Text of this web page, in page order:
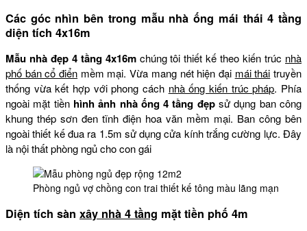
Các góc nhìn bên trong mẫu nhà ống mái thái 4 tầng
diện tích 4x16m
Mẫu nhà đẹp 4 tầng 4x16mchúng tôi thiết kế theo kiến trúc nhà
phố bán cổ điển mềm mại. Vừa mang nét hiện đại mái thái truyền
thống vừa kết hợp với phong cách nhà ống kiến trúc pháp. Phía
ngoài mặt tiền hình ảnh nhà ống 4 tầng đẹpsử dụng ban công
khung thép sơn đen tĩnh điện hoa văn mềm mại. Ban công bên
ngoài thiết kế đua ra 1.5m sử dụng cửa kính trắng cường lực. Đây
là nội thất phòng ngủ cho con gái
Phòng ngủ vợ chồng con trai thiết kế tông màu lãng mạn
Diện tích sàn xây nhà 4 tầng mặt tiền phố 4m